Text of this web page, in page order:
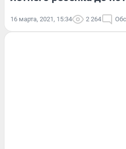
16 марта, 2021, 15:34 2 264